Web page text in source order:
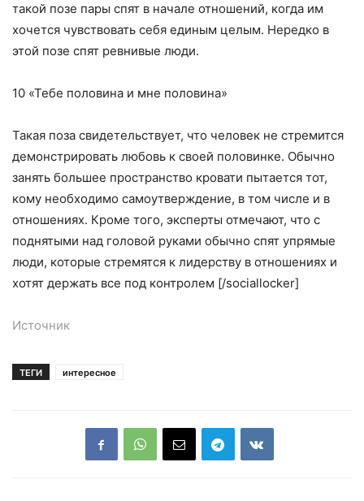
такой позе пары спят в начале отношений, когда им
хочется чувствовать себя единым целым. Нередко в
этой позе спят ревнивые люди.
10 «Тебе половина и мне половина»
Такая поза свидетельствует, что человек не стремится
демонстрировать любовь к своей половинке. Обычно
занять большее пространство кровати пытается тот,
кому необходимо самоутверждение, в том числе и в
отношениях. Кроме того, эксперты отмечают, что с
поднятыми над головой руками обычно спят упрямые
люди, которые стремятся к лидерству в отношениях и
хотят держать все под контролем [/sociallocker]
Источник
ТЕГИ интересное